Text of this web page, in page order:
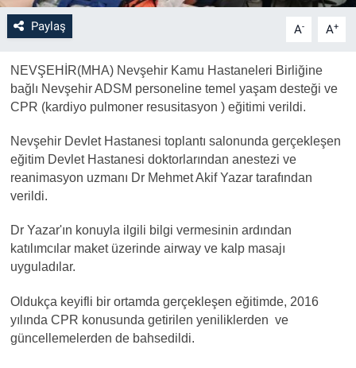
Paylaş A- A+
NEVŞEHİR(MHA) Nevşehir Kamu Hastaneleri Birliğine
bağlı Nevşehir ADSM personeline temel yaşam desteği ve
CPR (kardiyo pulmoner resusitasyon ) eğitimi verildi.
Nevşehir Devlet Hastanesi toplantı salonunda gerçekleşen
eğitim Devlet Hastanesi doktorlarından anestezi ve
reanimasyon uzmanı Dr Mehmet Akif Yazar tarafından
verildi.
Dr Yazar'ın konuyla ilgili bilgi vermesinin ardından
katılımcılar maket üzerinde airway ve kalp masajı
uyguladılar.
Oldukça keyifli bir ortamda gerçekleşen eğitimde, 2016
yılında CPR konusunda getirilen yeniliklerden ve
güncellemelerden de bahsedildi.
Medya
Bilim-Tek
Teknoloji
Röportaj
Kayseri
Niğde
Aksaray
Kırşehir